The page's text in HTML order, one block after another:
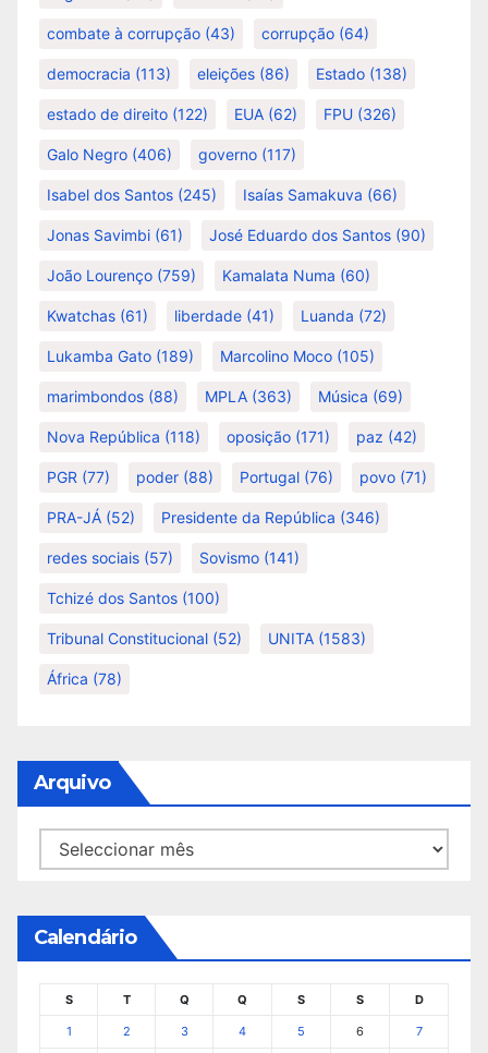
combate à corrupção (43) corrupção (64)
democracia (113) eleições (86) Estado (138)
estado de direito (122) EUA (62) FPU (326)
Galo Negro (406) governo (117)
Isabel dos Santos (245) Isaías Samakuva (66)
Jonas Savimbi (61) José Eduardo dos Santos (90)
João Lourenço (759) Kamalata Numa (60)
Kwatchas (61) liberdade (41) Luanda (72)
Lukamba Gato (189) Marcolino Moco (105)
marimbondos (88) MPLA (363) Música (69)
Nova República (118) oposição (171) paz (42)
PGR (77) poder (88) Portugal (76) povo (71)
PRA-JÁ (52) Presidente da República (346)
redes sociais (57) Sovismo (141)
Tchizé dos Santos (100)
Tribunal Constitucional (52) UNITA (1583)
África (78)
Arquivo
Arquivo
Calendário
S T Q Q S S D
1 2 3 4 5 6 7